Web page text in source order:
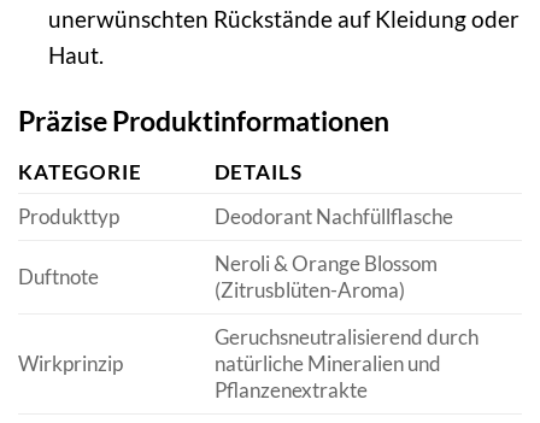
unerwünschten Rückstände auf Kleidung oder
Haut.
Präzise Produktinformationen
KATEGORIE
DETAILS
Produkttyp
Deodorant Nachfüllflasche
Duftnote
Neroli & Orange Blossom
(Zitrusblüten-Aroma)
Wirkprinzip
Geruchsneutralisierend durch
natürliche Mineralien und
Pflanzenextrakte